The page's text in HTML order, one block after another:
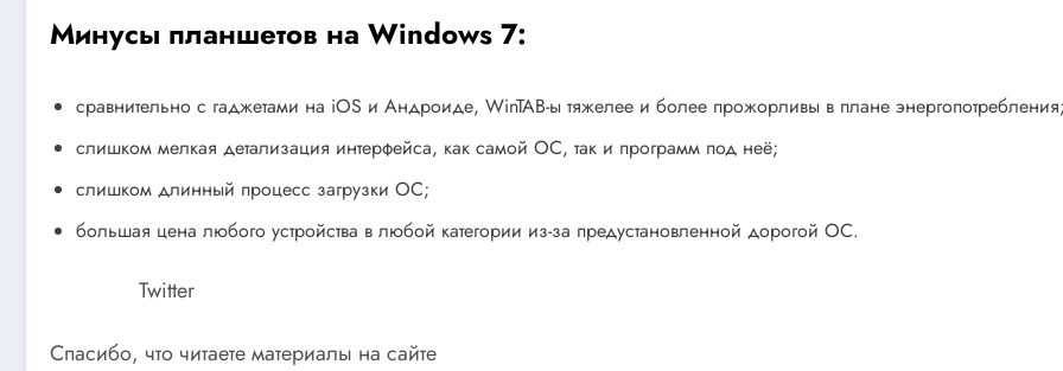
Минусы планшетов на Windows 7:
сравнительно с гаджетами на iOS и Андроиде, WinTAB-ы тяжелее и более прожорливы в плане энергопотребления;
слишком мелкая детализация интерфейса, как самой ОС, так и программ под неё;
слишком длинный процесс загрузки ОС;
большая цена любого устройства в любой категории из-за предустановленной дорогой ОС.
Twitter
Спасибо, что читаете материалы на сайте